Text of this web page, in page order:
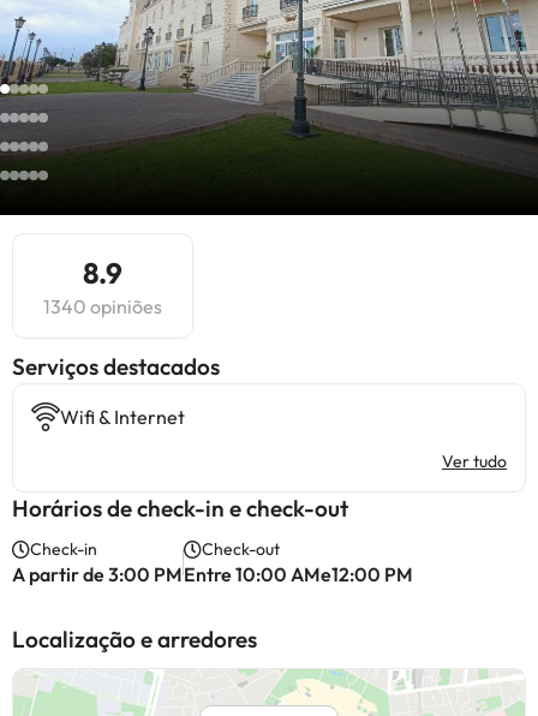
8.9
1340 opiniões
Serviços destacados
Wifi & Internet
Ver tudo
Horários de check-in e check-out
Check-in
A partir de 3:00 PM
Check-out
Entre 10:00 AMe12:00 PM
Localização e arredores